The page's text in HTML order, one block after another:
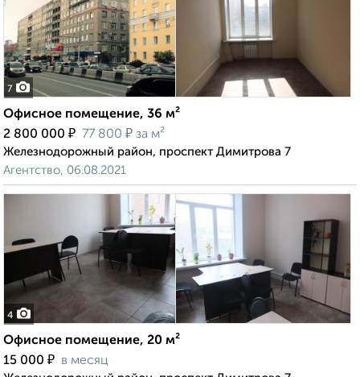
7
Офисное помещение, 36 м²
2 800 000 ₽ 77 800 ₽ за м²
Железнодорожный район, проспект Димитрова 7
Агентство, 06.08.2021
4
Офисное помещение, 20 м²
15 000 ₽ в месяц